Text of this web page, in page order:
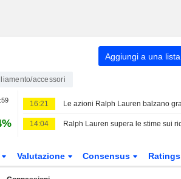
Aggiungi a una lista
accessori
16:21
14:04
Valutazione Consensus Ratings